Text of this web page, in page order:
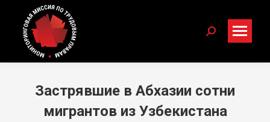
Search:
Застрявшие в Абхазии сотни
мигрантов из Узбекистана